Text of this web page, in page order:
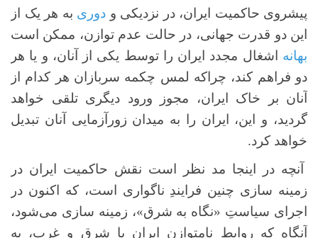
پیشروی حاکمیت ایران، در نزدیکی و دوری به هر یک از
این دو قدرت‌ جهانی، در حالت عدم توازن، ممکن است
بهانه اشغال مجدد ایران را توسط یکی از آنان، و یا هر
دو فراهم کند، چراکه لمس چکمه سربازان هر کدام از
آنان بر خاک ایران، مجوز ورود دیگری تلقی خواهد
گردید، و این، ایران را به میدان زورآزمایی آنان تبدیل
خواهد کرد.
آنچه در اینجا مد نظر است نقش حاکمیت ایران در
زمینه سازی چنین فرایندِ ناگواری است، که اکنون در
اجرای سیاستِ «نگاه به شرق»، زمینه سازی می‌شود،
آنگاه که روابط نامتوازن ایران با شرق و غرب، به